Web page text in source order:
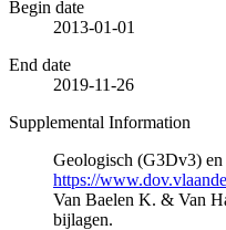
Begin date
2013-01-01
End date
2019-11-26
Supplemental Information
Geologisch (G3Dv3)
https://
Van Baelen K. & Van
bijlagen.